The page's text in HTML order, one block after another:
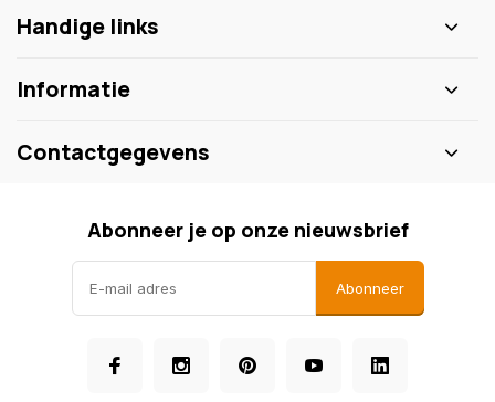
Handige links
Informatie
Contactgegevens
Abonneer je op onze nieuwsbrief
Abonneer